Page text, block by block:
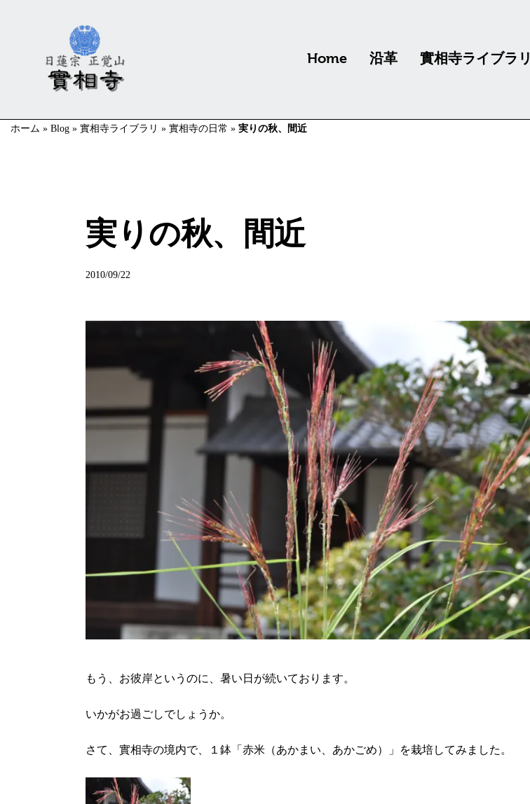
Home 沿革 實相寺ライブラリ
ホーム » Blog » 實相寺ライブラリ » 實相寺の日常 » 実りの秋、間近
実りの秋、間近
2010/09/22
もう、お彼岸というのに、暑い日が続いております。
いかがお過ごしでしょうか。
さて、實相寺の境内で、１鉢「赤米（あかまい、あかごめ）」を栽培してみました。